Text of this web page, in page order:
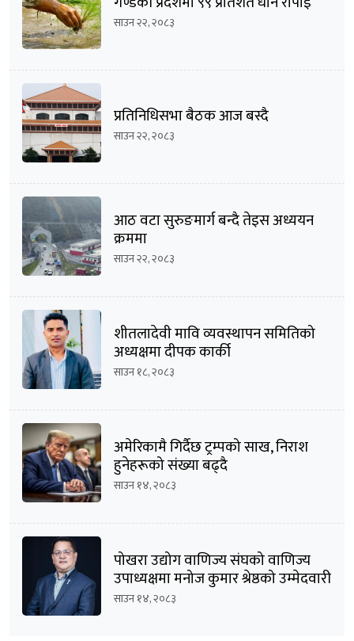
साउन २२, २०८३
प्रतिनिधिसभा बैठक आज बस्दै
साउन २२, २०८३
आठ वटा सुरुङमार्ग बन्दै तेइस अध्ययन
क्रममा
साउन २२, २०८३
शीतलादेवी मावि व्यवस्थापन समितिको
अध्यक्षमा दीपक कार्की
साउन १८, २०८३
अमेरिकामै गिर्दैछ ट्रम्पको साख, निराश
हुनेहरूको संख्या बढ्दै
साउन १४, २०८३
पोखरा उद्योग वाणिज्य संघको वाणिज्य
उपाध्यक्षमा मनोज कुमार श्रेष्ठको उम्मेदवारी
घोषणा
साउन १४, २०८३